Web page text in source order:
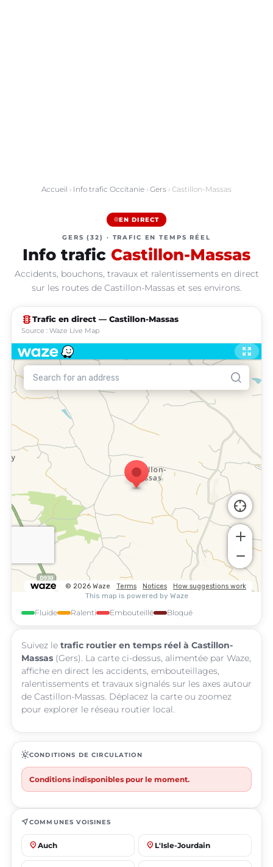
Accueil › Info trafic Occitanie › Gers › Castillon-Massas
EN DIRECT
GERS (32) · TRAFIC EN TEMPS RÉEL
Info trafic Castillon-Massas
Accidents, bouchons, travaux et ralentissements en direct
sur les routes de Castillon-Massas et ses environs.
traffic Trafic en direct — Castillon-Massas
Source : Waze Live Map
Fluide Ralenti Embouteillé Bloqué
Suivez le trafic routier en temps réel à Castillon-
Massas (Gers). La carte ci-dessus, alimentée par Waze,
affiche en direct les accidents, embouteillages,
ralentissements et travaux signalés sur les axes autour
de Castillon-Massas. Déplacez la carte ou zoomez
pour explorer le réseau routier local.
routineCONDITIONS DE CIRCULATION
Conditions indisponibles pour le moment.
near_meCOMMUNES VOISINES
place Auch place L'Isle-Jourdain